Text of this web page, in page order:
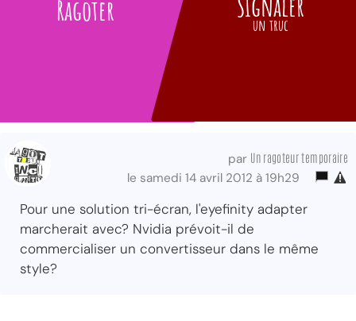
Ragoter un truc
par Un ragoteur temporaire
le samedi 14 avril 2012 à 19h29
Pour une solution tri-écran, l'eyefinity adapter
marcherait avec? Nvidia prévoit-il de
commercialiser un convertisseur dans le même
style?